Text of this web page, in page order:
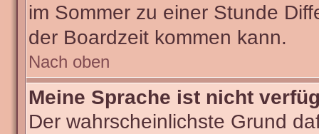
im Sommer zu einer Stunde
der Boardzeit kommen kann.
Nach oben
Meine Sprache ist nicht
Der wahrscheinlichste Grund